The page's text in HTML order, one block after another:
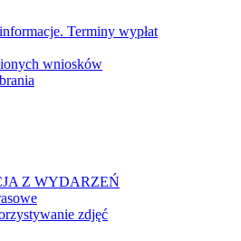
Terminy wypłat
wniosków
Z WYDARZEŃ
zdjęć